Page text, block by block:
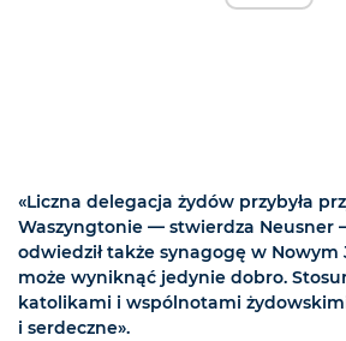
«Liczna delegacja żydów przybyła
Waszyngtonie — stwierdza Neusner
odwiedził także synagogę w Nowym
może wyniknąć jedynie dobro.
katolikami i wspólnotami
i serdeczne».